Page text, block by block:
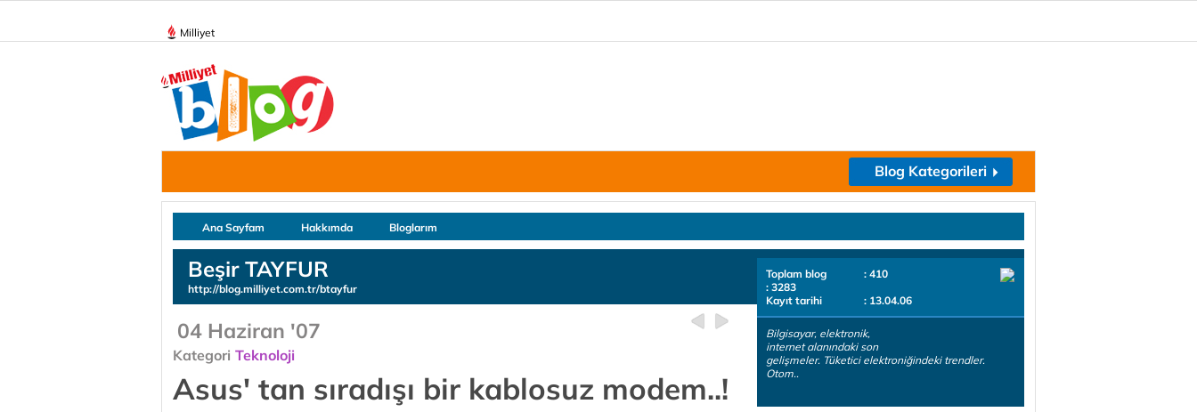
Milliyet
Blog Kategorileri
Ana Sayfam Hakkımda Bloglarım
Beşir TAYFUR
http://blog.milliyet.com.tr/btayfur
04 Haziran '07
Kategori Teknoloji
Asus' tan sıradışı bir kablosuz modem..!
Toplam blog
: 410
: 3283
Kayıt tarihi
: 13.04.06
Bilgisayar, elektronik,
internet alanındaki son
gelişmeler. Tüketici elektroniğindeki trendler.
Otom..